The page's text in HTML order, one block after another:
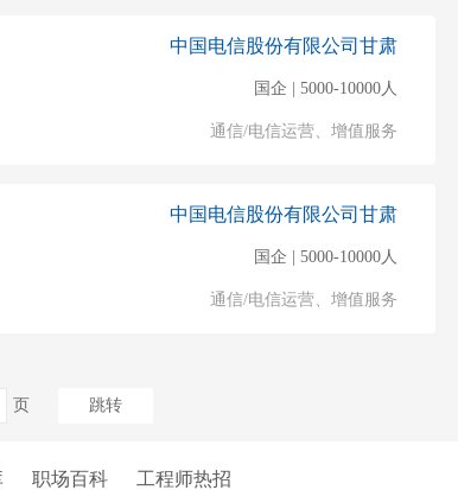
中国电信股份有限公司甘肃
国企 | 5000-10000人
通信/电信运营、增值服务
中国电信股份有限公司甘肃
国企 | 5000-10000人
通信/电信运营、增值服务
页 跳转
职场百科 工程师热招